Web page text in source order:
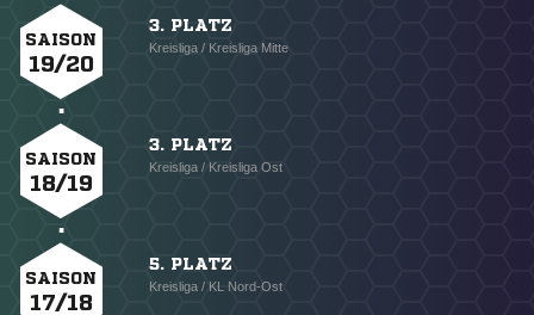
SAISON
19/20
3. PLATZ
Kreisliga / Kreisliga Mitte
SAISON
18/19
3. PLATZ
Kreisliga / Kreisliga Ost
SAISON
17/18
5. PLATZ
Kreisliga / KL Nord-Ost